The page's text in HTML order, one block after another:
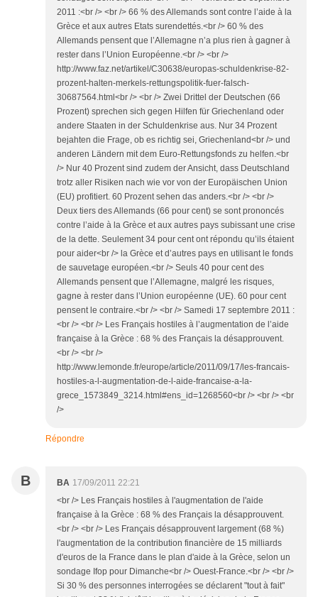
2011 :<br /> <br /> 66 % des Allemands sont contre l’aide à la
Grèce et aux autres Etats surendettés.<br /> 60 % des
Allemands pensent que l’Allemagne n’a plus rien à gagner à
rester dans l’Union Européenne.<br /> <br />
http://www.faz.net/artikel/C30638/europas-schuldenkrise-82-
prozent-halten-merkels-rettungspolitik-fuer-falsch-
30687564.html<br /> <br /> Zwei Drittel der Deutschen (66
Prozent) sprechen sich gegen Hilfen für Griechenland oder
andere Staaten in der Schuldenkrise aus. Nur 34 Prozent
bejahten die Frage, ob es richtig sei, Griechenland<br /> und
anderen Ländern mit dem Euro-Rettungsfonds zu helfen.<br
/> Nur 40 Prozent sind zudem der Ansicht, dass Deutschland
trotz aller Risiken nach wie vor von der Europäischen Union
(EU) profitiert. 60 Prozent sehen das anders.<br /> <br />
Deux tiers des Allemands (66 pour cent) se sont prononcés
contre l’aide à la Grèce et aux autres pays subissant une crise
de la dette. Seulement 34 pour cent ont répondu qu’ils étaient
pour aider<br /> la Grèce et d’autres pays en utilisant le fonds
de sauvetage européen.<br /> Seuls 40 pour cent des
Allemands pensent que l’Allemagne, malgré les risques,
gagne à rester dans l’Union européenne (UE). 60 pour cent
pensent le contraire.<br /> <br /> Samedi 17 septembre 2011 :
<br /> <br /> Les Français hostiles à l’augmentation de l’aide
française à la Grèce : 68 % des Français la désapprouvent.
<br /> <br />
http://www.lemonde.fr/europe/article/2011/09/17/les-francais-
hostiles-a-l-augmentation-de-l-aide-francaise-a-la-
grece_1573849_3214.html#ens_id=1268560<br /> <br /> <br
/>
Répondre
B BA 17/09/2011 22:21
<br /> Les Français hostiles à l'augmentation de l'aide
française à la Grèce : 68 % des Français la désapprouvent.
<br /> <br /> Les Français désapprouvent largement (68 %)
l'augmentation de la contribution financière de 15 milliards
d'euros de la France dans le plan d'aide à la Grèce, selon un
sondage Ifop pour Dimanche<br /> Ouest-France.<br /> <br />
Si 30 % des personnes interrogées se déclarent "tout à fait"